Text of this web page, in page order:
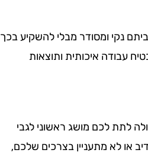
נקי ומסודר מבלי להשקיע בכך
עבודה איכותית ותוצאות
לתת לכם מושג ראשוני לגבי
או לא מתעניין בצרכים שלכם,